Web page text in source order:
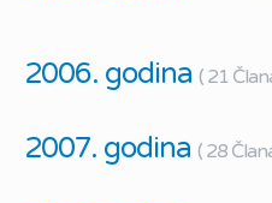
2006. godina ( 21
2007. godina ( 28